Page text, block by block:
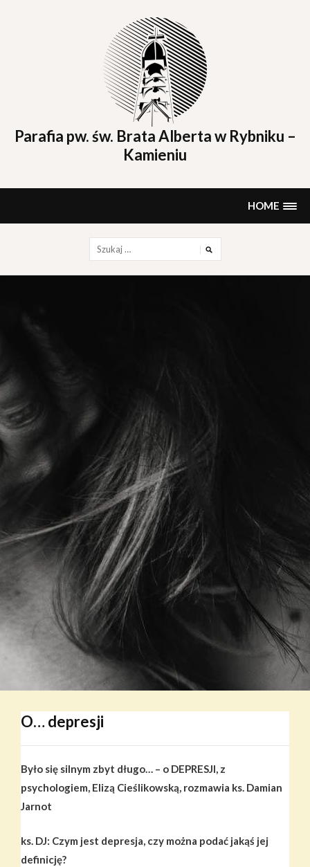
to
content
Parafia pw. św. Brata Alberta w Rybniku –
Kamieniu
HOME
O… depresji
Było się silnym zbyt długo… – o DEPRESJI, z
psychologiem, Elizą Cieślikowską, rozmawia ks. Damian
Jarnot
ks. DJ: Czym jest depresja, czy można podać jakąś jej
definicję?